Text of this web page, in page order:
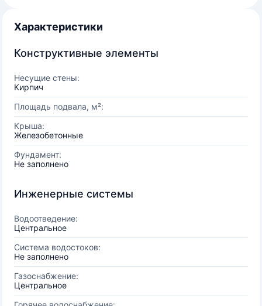
Характеристики
Конструктивные элементы
Несущие стены:
Кирпич
Площадь подвала, м²:
Крыша:
Железобетонные
Фундамент:
Не заполнено
Инженерные системы
Водоотведение:
Центральное
Система водостоков:
Не заполнено
Газоснабжение:
Центральное